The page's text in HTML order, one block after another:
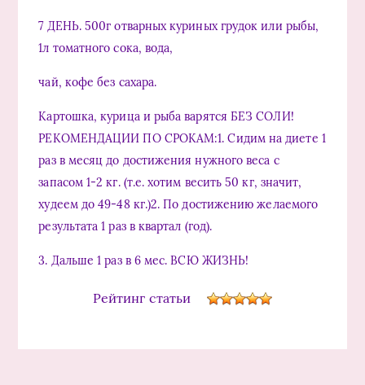
7 ДЕНЬ. 500г отварных куриных грудок или рыбы,
1л томатного сока, вода,
чай, кофе без сахара.
Картошка, курица и рыба варятся БЕЗ СОЛИ!
РЕКОМЕНДАЦИИ ПО СРОКАМ:1. Сидим на диете 1
раз в месяц до достижения нужного веса с
запасом 1-2 кг. (т.е. хотим весить 50 кг, значит,
худеем до 49-48 кг.)2. По достижению желаемого
результата 1 раз в квартал (год).
3. Дальше 1 раз в 6 мес. ВСЮ ЖИЗНЬ!
Рейтинг статьи